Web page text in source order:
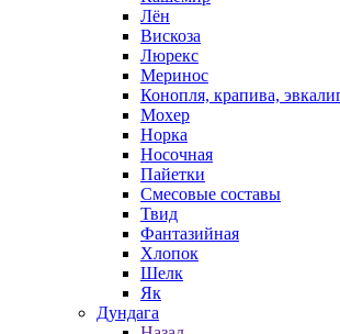
Лён
Вискоза
Люрекс
Меринос
Конопля, крапива,
Мохер
Норка
Носочная
Пайетки
Смесовые составы
Твид
Фантазийная
Хлопок
Шелк
Як
Дундага